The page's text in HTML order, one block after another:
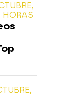
HORAS